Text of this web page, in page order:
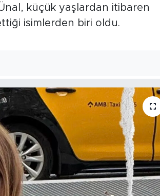
küçük yaşlardan itibaren
isimlerden biri oldu.